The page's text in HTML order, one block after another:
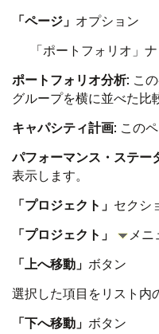
「ページ」 オプション
「ポートフォリオ」
ポートフォリオ分析: こ
グループを横に並べた比
キャパシティ計画: この
パフォーマンス・ステー
表示します。
「プロジェクト」 セクシ
「プロジェクト」
メ
「上へ移動」 ボタン
選択した項目をリスト内
「下へ移動」 ボタン